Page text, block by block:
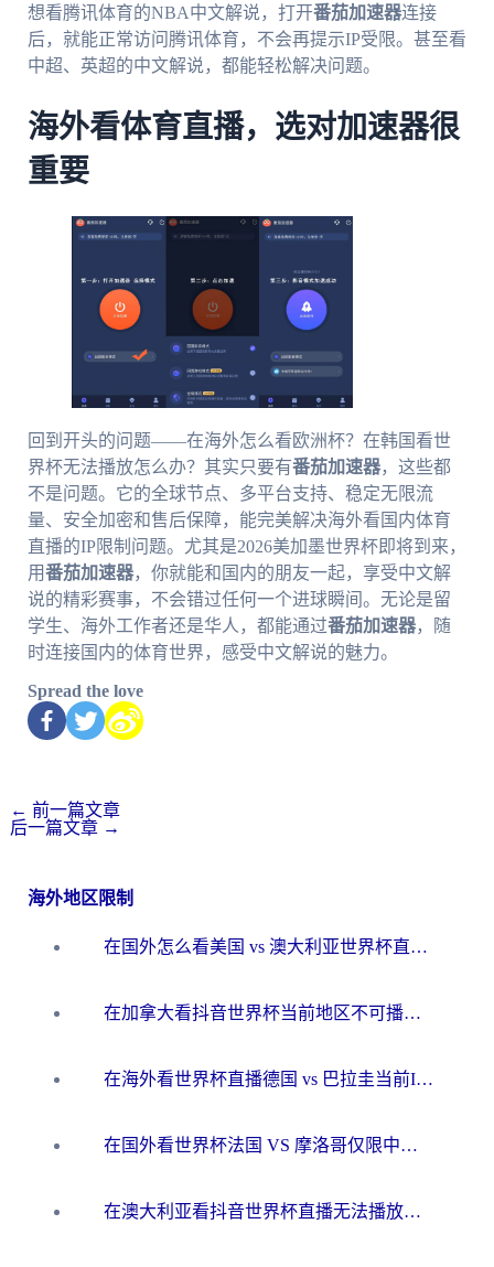
想看腾讯体育的NBA中文解说，打开番茄加速器连接
后，就能正常访问腾讯体育，不会再提示IP受限。甚至看
中超、英超的中文解说，都能轻松解决问题。
海外看体育直播，选对加速器很
重要
回到开头的问题——在海外怎么看欧洲杯？在韩国看世
界杯无法播放怎么办？其实只要有番茄加速器，这些都
不是问题。它的全球节点、多平台支持、稳定无限流
量、安全加密和售后保障，能完美解决海外看国内体育
直播的IP限制问题。尤其是2026美加墨世界杯即将到来，
用番茄加速器，你就能和国内的朋友一起，享受中文解
说的精彩赛事，不会错过任何一个进球瞬间。无论是留
学生、海外工作者还是华人，都能通过番茄加速器，随
时连接国内的体育世界，感受中文解说的魅力。
Spread the love
← 前一篇文章
后一篇文章 →
海外地区限制
在国外怎么看美国 vs 澳大利亚世界杯直播？海外党必藏的中文解说观赛指南
在加拿大看抖音世界杯当前地区不可播放？海外党体育观赛终极指南
在海外看世界杯直播德国 vs 巴拉圭当前IP受限制？这篇指南帮你轻松解决地区限制
在国外看世界杯法国 VS 摩洛哥仅限中国大陆？别让地域限制拦下你的欢呼
在澳大利亚看抖音世界杯直播无法播放？海外党体育观赛终极指南来了！